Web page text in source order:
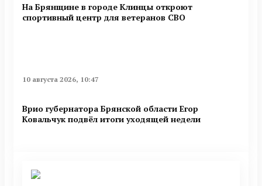
На Брянщине в городе Клинцы откроют
спортивный центр для ветеранов СВО
10 августа 2026, 10:47
Врио губернатора Брянской области Егор
Ковальчук подвёл итоги уходящей недели